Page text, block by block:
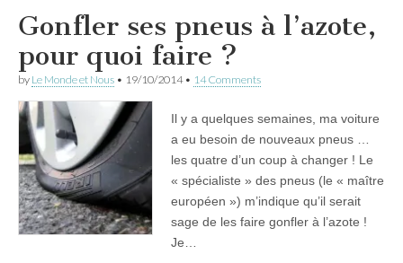
Gonfler ses pneus à l’azote,
pour quoi faire ?
by Le Monde et Nous • 19/10/2014• 14 Comments
Il y a quelques semaines, ma voiture
a eu besoin de nouveaux pneus …
les quatre d’un coup à changer ! Le
« spécialiste » des pneus (le « maître
européen ») m’indique qu’il serait
sage de les faire gonfler à l’azote !
Je…